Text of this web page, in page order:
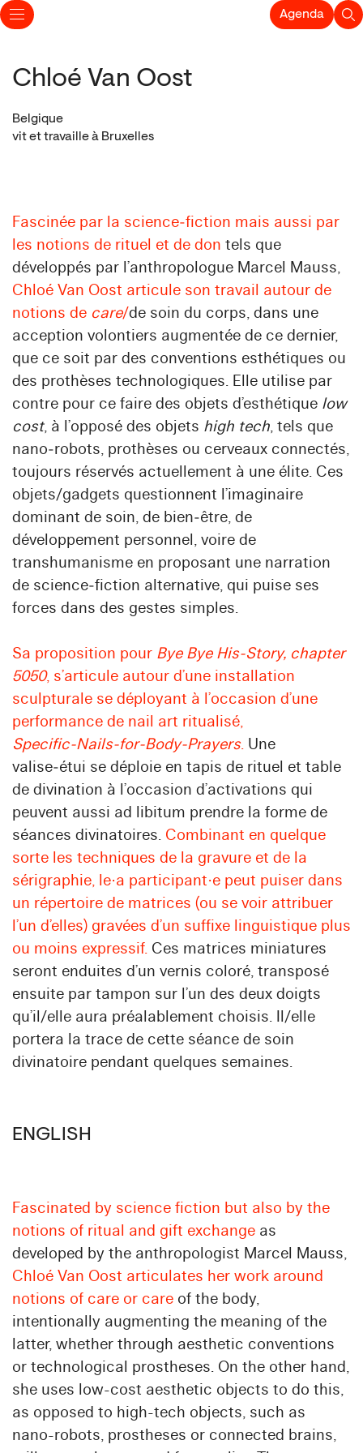
Agenda
Chloé Van Oost
Belgique
vit et travaille à Bruxelles
Fascinée par la science‑fiction mais aussi par
les notions de rituel et de don tels que
développés par l’anthropologue Marcel Mauss,
Chloé Van Oost articule son travail autour de
notions de care/de soin du corps, dans une
acception volontiers augmentée de ce dernier,
que ce soit par des conventions esthétiques ou
des prothèses technologiques. Elle utilise par
contre pour ce faire des objets d’esthétique low
cost, à l’opposé des objets high tech, tels que
nano‑robots, prothèses ou cerveaux connectés,
toujours réservés actuellement à une élite. Ces
objets/gadgets questionnent l’imaginaire
dominant de soin, de bien‑être, de
développement personnel, voire de
transhumanisme en proposant une narration
de science‑fiction alternative, qui puise ses
forces dans des gestes simples.
Sa proposition pour Bye Bye His‑Story, chapter
5050, s’articule autour d’une installation
sculpturale se déployant à l’occasion d’une
performance de nail art ritualisé,
Specific‑Nails‑for‑Body‑Prayers. Une
valise‑étui se déploie en tapis de rituel et table
de divination à l’occasion d’activations qui
peuvent aussi ad libitum prendre la forme de
séances divinatoires. Combinant en quelque
sorte les techniques de la gravure et de la
sérigraphie, le·a participant·e peut puiser dans
un répertoire de matrices (ou se voir attribuer
l’un d’elles) gravées d’un suffixe linguistique plus
ou moins expressif. Ces matrices miniatures
seront enduites d’un vernis coloré, transposé
ensuite par tampon sur l’un des deux doigts
qu’il/elle aura préalablement choisis. Il/elle
portera la trace de cette séance de soin
divinatoire pendant quelques semaines.
ENGLISH
Fascinated by science fiction but also by the
notions of ritual and gift exchange as
developed by the anthropologist Marcel Mauss,
Chloé Van Oost articulates her work around
notions of care or care of the body,
intentionally augmenting the meaning of the
latter, whether through aesthetic conventions
or technological prostheses. On the other hand,
she uses low-cost aesthetic objects to do this,
as opposed to high-tech objects, such as
nano-robots, prostheses or connected brains,